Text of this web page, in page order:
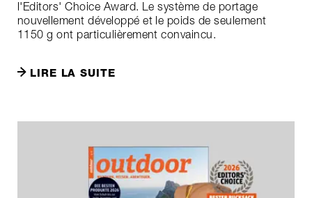
l'Editors' Choice Award. Le système de portage
nouvellement développé et le poids de seulement
1150 g ont particulièrement convaincu.
LIRE LA SUITE